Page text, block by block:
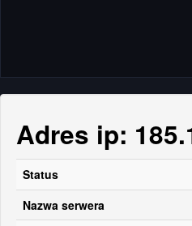
Adres ip:
Status
Nazwa serwera